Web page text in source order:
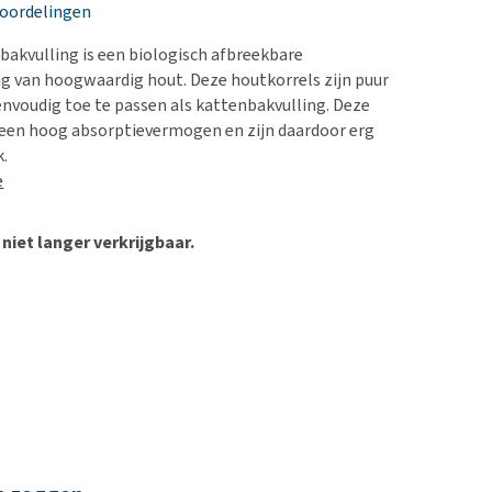
en conditie
pezen en botten
alles
Wat nu?
alles
is een biologisch afbreekbare
van hoogwaardig hout. Deze houtkorrels zijn puur
toe te passen als kattenbakvulling. Deze
hoog absorptievermogen en zijn daardoor erg
langer verkrijgbaar.